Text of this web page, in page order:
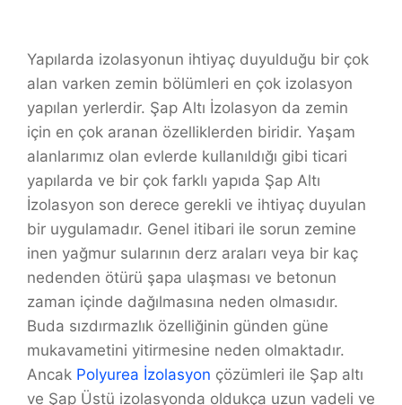
Yapılarda izolasyonun ihtiyaç duyulduğu bir çok
alan varken zemin bölümleri en çok izolasyon
yapılan yerlerdir. Şap Altı İzolasyon da zemin
için en çok aranan özelliklerden biridir. Yaşam
alanlarımız olan evlerde kullanıldığı gibi ticari
yapılarda ve bir çok farklı yapıda Şap Altı
İzolasyon son derece gerekli ve ihtiyaç duyulan
bir uygulamadır. Genel itibari ile sorun zemine
inen yağmur sularının derz araları veya bir kaç
nedenden ötürü şapa ulaşması ve betonun
zaman içinde dağılmasına neden olmasıdır.
Buda sızdırmazlık özelliğinin günden güne
mukavametini yitirmesine neden olmaktadır.
Ancak Polyurea İzolasyon çözümleri ile Şap altı
ve Şap Üstü izolasyonda oldukça uzun vadeli ve